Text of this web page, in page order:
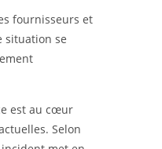
fournisseurs et
situation se
est au cœur
Selon